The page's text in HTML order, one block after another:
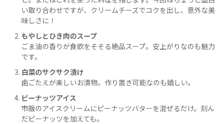
い取り合わせですが、クリームチーズでコクを出し、意外な美
味しさに！
もやしとひき肉のスープ
ごま油の香りが食欲をそそる絶品スープ。安上がりなのも魅力
です。
白菜のサクサク漬け
歯ごたえが楽しいお漬物。作り置き可能なのも嬉しい。
ピーナッツアイス
市販のアイスクリームにピーナッツバターを混ぜるだけ。刻ん
だピーナッツを加えても。